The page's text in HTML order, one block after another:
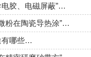
胶、电磁屏蔽”…
粉在陶瓷导热涂”…
有哪些…